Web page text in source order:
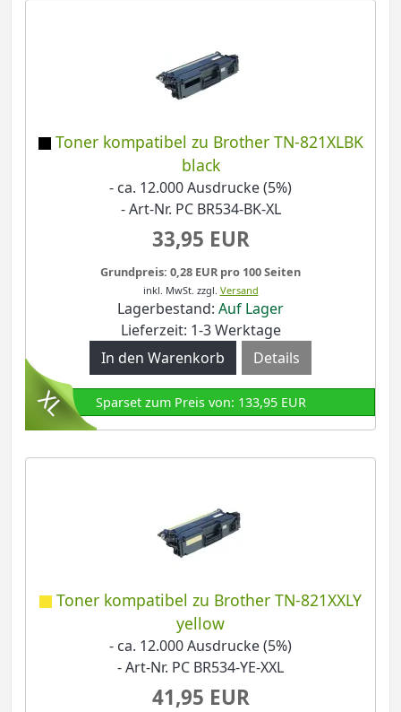
Toner kompatibel zu Brother TN-821XLBK
black
- ca. 12.000 Ausdrucke (5%)
- Art-Nr. PC BR534-BK-XL
33,95 EUR
Grundpreis: 0,28 EUR pro 100 Seiten
inkl. MwSt. zzgl. Versand
Lagerbestand: Auf Lager
Lieferzeit: 1-3 Werktage
Details
Sparset zum Preis von: 133,95 EUR
Toner kompatibel zu Brother TN-821XXLY
yellow
- ca. 12.000 Ausdrucke (5%)
- Art-Nr. PC BR534-YE-XXL
41,95 EUR